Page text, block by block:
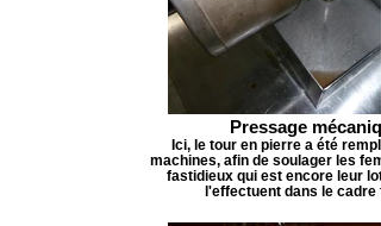
Pressage
Ici, le tour en pierre a été
machines, afin de soulager les
fastidieux qui est encore leur
l'effectuent dans le cadre